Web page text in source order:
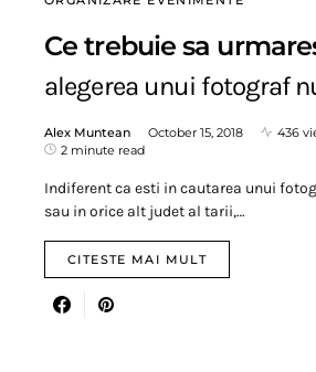
Ce trebuie sa
alegerea unui fotograf
Alex Muntean October 15, 2018
436
2 minute read
Indiferent ca esti in cautarea unui
sau in orice alt judet al tarii,…
CITESTE MAI MULT